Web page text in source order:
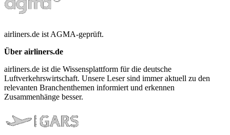
airliners.de ist AGMA-geprüft.
Über airliners.de
airliners.de ist die Wissensplattform für die deutsche
Luftverkehrswirtschaft. Unsere Leser sind immer aktuell zu den
relevanten Branchenthemen informiert und erkennen
Zusammenhänge besser.